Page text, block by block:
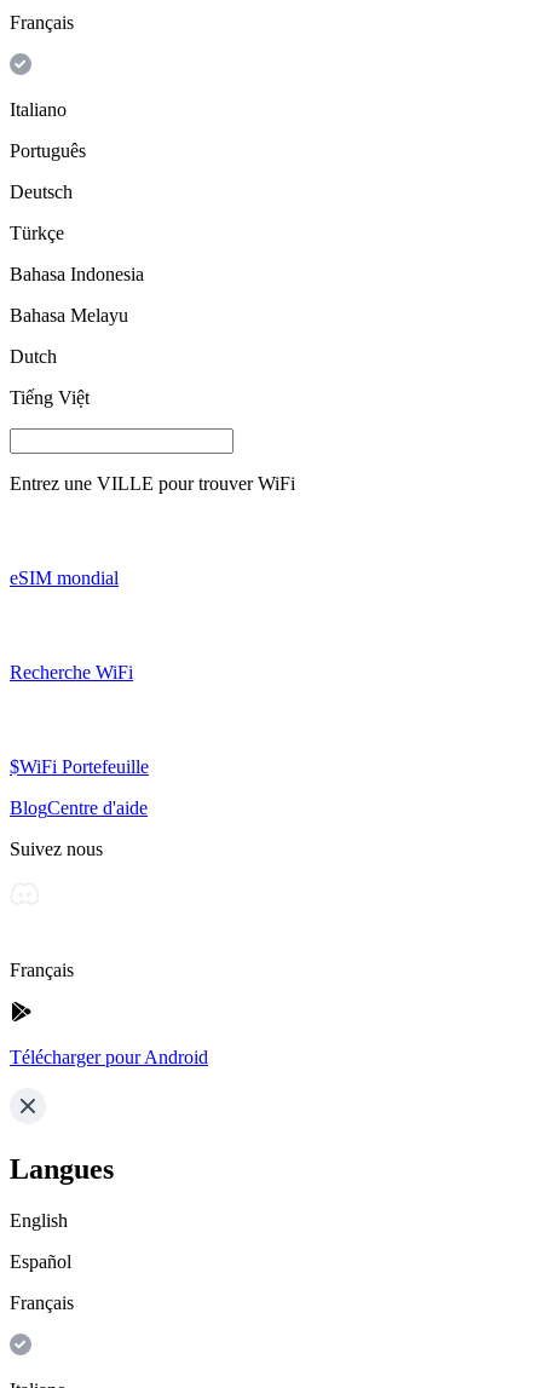
Français
Italiano
Português
Deutsch
Türkçe
Bahasa Indonesia
Bahasa Melayu
Dutch
Tiếng Việt
Entrez une VILLE pour trouver WiFi
eSIM mondial
Recherche WiFi
$WiFi Portefeuille
BlogCentre d'aide
Suivez nous
Français
Télécharger pour Android
Langues
English
Español
Français